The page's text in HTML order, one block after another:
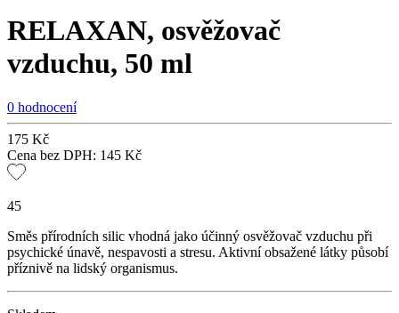
RELAXAN, osvěžovač
vzduchu, 50 ml
0 hodnocení
175 Kč
Cena bez DPH: 145 Kč
45
Směs přírodních silic vhodná jako účinný osvěžovač vzduchu při
psychické únavě, nespavosti a stresu. Aktivní obsažené látky působí
příznivě na lidský organismus.